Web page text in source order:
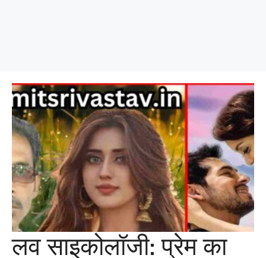
लव साइकोलॉजी: प्रेम का